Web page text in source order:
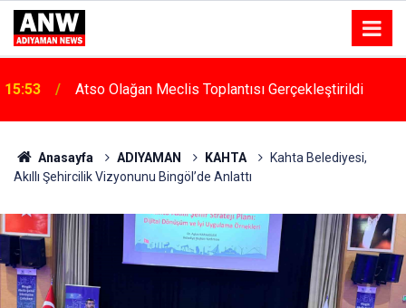
15:53 Atso Olağan Meclis Toplantısı Gerçekleştirildi
Anasayfa ADIYAMAN KAHTA
Kahta Belediyesi,
Akıllı Şehircilik Vizyonunu Bingöl’de Anlattı